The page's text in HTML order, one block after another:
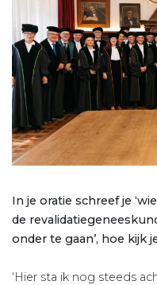
In je oratie schreef je
de
onder te gaan’, hoe kijk
‘Hier sta ik nog steeds